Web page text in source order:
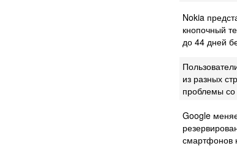
Nokia
кнопочный
до 44 дней
из разных
проблемы со
Google
смартфонов